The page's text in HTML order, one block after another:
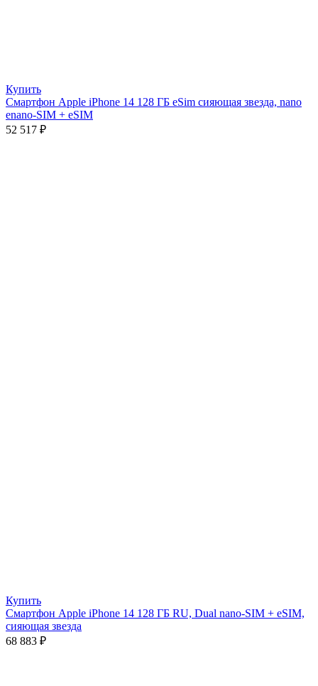
Купить
Смартфон Apple iPhone 14 128 ГБ eSim сияющая звезда, nano
еnano-SIM + eSIM
52 517 ₽
Купить
Смартфон Apple iPhone 14 128 ГБ RU, Dual nano-SIM + eSIM,
сияющая звезда
68 883 ₽